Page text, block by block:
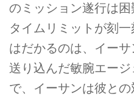
のミッション遂行は困
タイムリミットが刻
はだかるのは、イー
送り込んだ敏腕エー
で、イーサンは彼と